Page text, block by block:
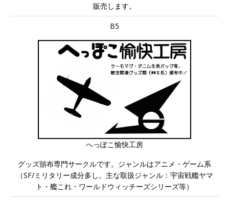
販売します。
B5
へっぽこ愉快工房
グッズ頒布専門サークルです。ジャンルはアニメ・ゲーム系
（SF/ミリタリー成分多し。主な取扱ジャンル：宇宙戦艦ヤマ
ト・艦これ・ワールドウィッチーズシリーズ等）